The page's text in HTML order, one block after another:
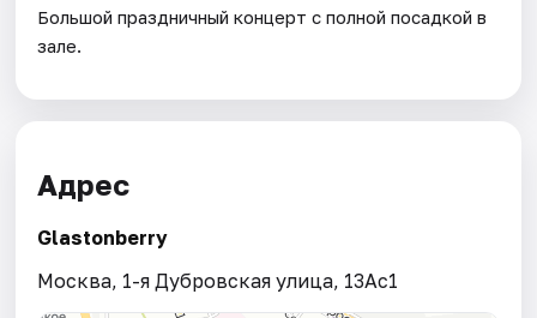
Большой праздничный концерт с полной посадкой в
зале.
Адрес
Glastonberry
Москва, 1-я Дубровская улица, 13Ас1